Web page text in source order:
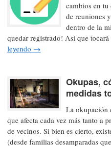
cambios en tu
de reuniones
dentro de la
quedar registrado! Así que
leyendo →
Okupas,
medidas
La okupación
que afecta cada vez más tanto a
de vecinos. Si bien es cierto,
(desde familias desamparadas